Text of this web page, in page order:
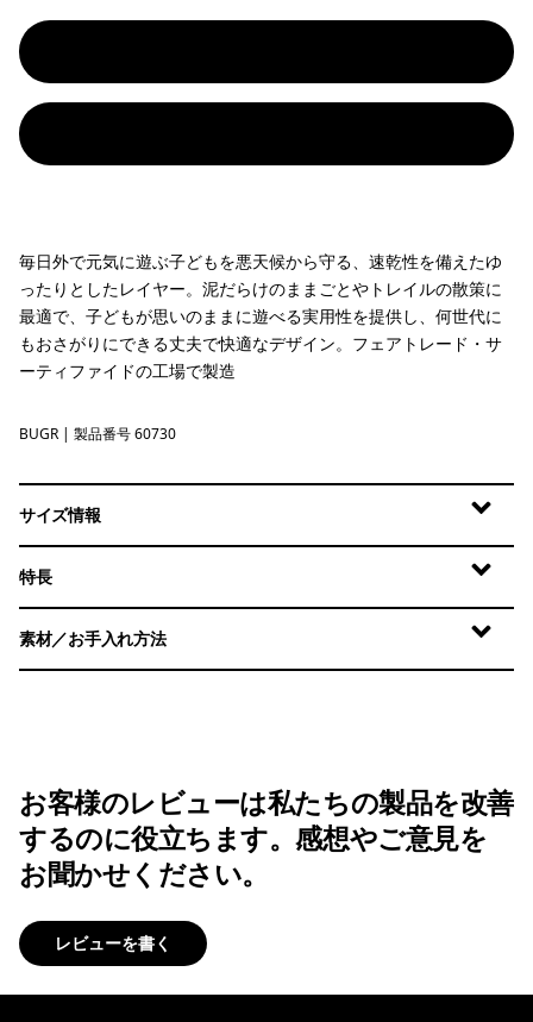
毎日外で元気に遊ぶ子どもを悪天候から守る、速乾性を備えたゆ
ったりとしたレイヤー。泥だらけのままごとやトレイルの散策に
最適で、子どもが思いのままに遊べる実用性を提供し、何世代に
もおさがりにできる丈夫で快適なデザイン。フェアトレード・サ
ーティファイドの工場で製造
Buckhorn Green
BUGR | 製品番号 60730
サイズ情報
特長
素材／お手入れ方法
お客様のレビューは私たちの製品を改善
するのに役立ちます。感想やご意見を
お聞かせください。
レビューを書く